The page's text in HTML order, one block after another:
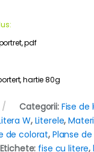
pdf
hartie 80g
Categorii: Fise de
W, Literele,
de colorat, Planse
Etichete: fise cu litere,